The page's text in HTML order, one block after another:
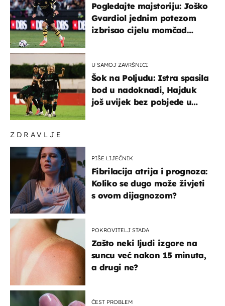
ZDRAVLJE
PIŠE LIJEČNIK
Fibrilacija atrija i prognoza:
Koliko se dugo može živjeti
s ovom dijagnozom?
POKROVITELJ STADA
Zašto neki ljudi izgore na
suncu već nakon 15 minuta,
a drugi ne?
ČEST PROBLEM
Pogledajte majstoriju: Joško
Gvardiol jednim potezom
izbrisao cijelu momčad
U SAMOJ ZAVRŠNICI
Šok na Poljudu: Istra spasila
bod u nadoknadi, Hajduk
još uvijek bez pobjede u